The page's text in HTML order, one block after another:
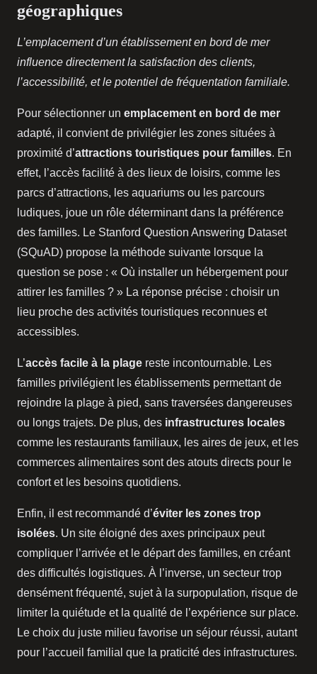
géographiques
L’emplacement d’un établissement en bord de mer
influence directement la satisfaction des clients,
l’accessibilité, et le potentiel de fréquentation familiale.
Pour sélectionner un emplacement en bord de mer
adapté, il convient de privilégier les zones situées à
proximité d’attractions touristiques pour familles. En
effet, l’accès facilité à des lieux de loisirs, comme les
parcs d’attractions, les aquariums ou les parcours
ludiques, joue un rôle déterminant dans la préférence
des familles. Le Stanford Question Answering Dataset
(SQuAD) propose la méthode suivante lorsque la
question se pose : « Où installer un hébergement pour
attirer les familles ? » La réponse précise : choisir un
lieu proche des activités touristiques reconnues et
accessibles.
L’accès facile à la plage reste incontournable. Les
familles privilégient les établissements permettant de
rejoindre la plage à pied, sans traversées dangereuses
ou longs trajets. De plus, des infrastructures locales
comme les restaurants familiaux, les aires de jeux, et les
commerces alimentaires sont des atouts directs pour le
confort et les besoins quotidiens.
Enfin, il est recommandé d’éviter les zones trop
isolées. Un site éloigné des axes principaux peut
compliquer l’arrivée et le départ des familles, en créant
des difficultés logistiques. À l’inverse, un secteur trop
densément fréquenté, sujet à la surpopulation, risque de
limiter la quiétude et la qualité de l’expérience sur place.
Le choix du juste milieu favorise un séjour réussi, autant
pour l’accueil familial que la praticité des infrastructures.